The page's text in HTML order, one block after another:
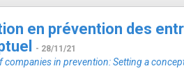
en prévention des
- 28/11/21
companies in prevention: Setting a